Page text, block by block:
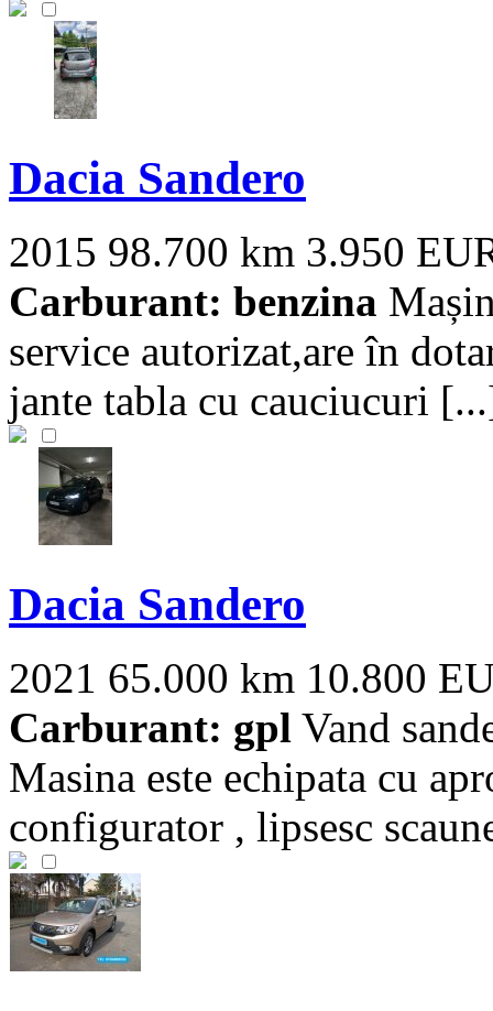
Dacia Sandero
2015 98.700 km 3.950
Carburant: benzina
service autorizat,are în
jante tabla cu cauciucuri
Dacia Sandero
2021 65.000 km 10.800
Carburant: gpl Vand
Masina este echipata cu
configurator , lipsesc